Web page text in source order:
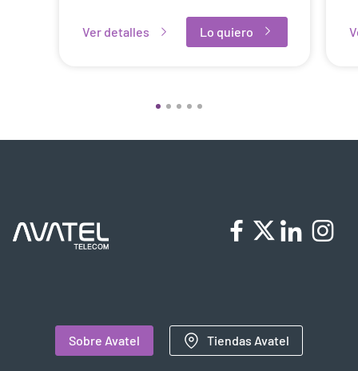
Ver detalles Lo quiero
Sobre Avatel Tiendas Avatel